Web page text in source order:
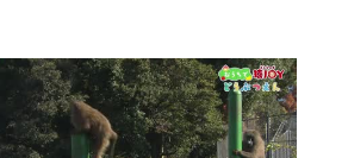
、
を除き、
への加入と『CCNetマイ
ログインが必要となりま